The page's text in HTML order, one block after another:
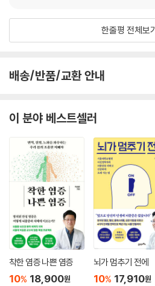
한줄평 전체보기
배송/반품/교환 안내
이 분야 베스트셀러
착한 염증 나쁜 염증
10% 18,900원
뇌가 멈추기 전에
10% 17,910원